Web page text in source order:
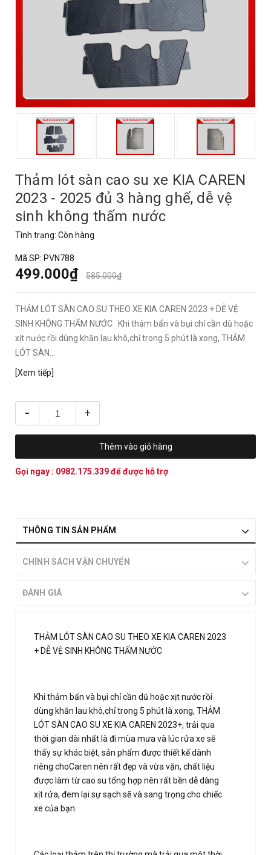
Thảm lót sàn cao su xe KIA CAREN
2023 - 2025 đủ 3 hàng ghế, dễ vệ
sinh không thấm nước
Tình trạng: Còn hàng
Mã SP: PVN788
499.000₫ 585.000₫
THẢM LÓT SÀN CAO SU THEO XE KIA CAREN 2023 + DỄ VỆ
SINH KHÔNG THẤM NƯỚC Khi thảm bẩn và bụi chỉ cần dũ hoặc
xịt nước rồi dùng khăn lau khô,chỉ trong 5 phút là xong, THẢM
LÓT SÀN...
[Xem tiếp]
- +
Thêm vào giỏ hàng
Gọi ngay : 0982.175.339để được hỗ trợ
THÔNG TIN SẢN PHẨM
CHÍNH SÁCH VẬN CHUYỂN
ĐÁNH GIÁ
THẢM LÓT SÀN CAO SU THEO XE KIA CAREN 2023
+ DỄ VỆ SINH KHÔNG THẤM NƯỚC
Khi thảm bẩn và bụi chỉ cần dũ hoặc xịt nước rồi
dùng khăn lau khô,chỉ trong 5 phút là xong, THẢM
LÓT SÀN CAO SU XE KIA CAREN 2023+, trải qua
thời gian dài nhất là đi mùa mưa và lúc rửa xe sẽ
thấy sự khác biệt, sản phẩm được thiết kế dành
riêng choCaren nên rất đẹp và vừa vặn, chất liệu
được làm từ cao su tổng hợp nên rất bền dễ dàng
xịt rửa, đem lại sự sạch sẽ và sang trọng cho chiếc
xe của bạn.